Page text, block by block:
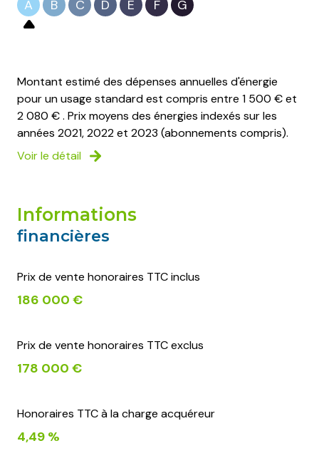
A B C D E F G
Montant estimé des dépenses annuelles d'énergie
pour un usage standard est compris entre 1 500 € et
2 080 € . Prix moyens des énergies indexés sur les
années 2021, 2022 et 2023 (abonnements compris).
Voir le détail
informations
financières
Prix de vente honoraires TTC inclus
186 000 €
Prix de vente honoraires TTC exclus
178 000 €
Honoraires TTC à la charge acquéreur
4,49 %